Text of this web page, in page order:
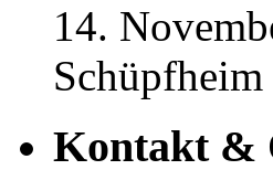
14.
Schüpfheim
Kontakt &